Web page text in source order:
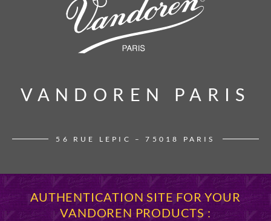
VANDOREN PARIS
VANDOREN PARIS
56 RUE LEPIC – 75018 PARIS
AUTHENTICATION SITE FOR YOUR
VANDOREN PRODUCTS :